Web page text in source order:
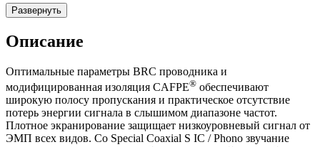
Развернуть
Описание
Оптимальные параметры BRC проводника и
модифицированная изоляция CAFPE® обеспечивают
широкую полосу пропускания и практическое отсутствие
потерь энергии сигнала в слышимом диапазоне частот.
Плотное экранирование защищает низкоуровневый сигнал от
ЭМП всех видов. Со Special Coaxial S IC / Phono звучание